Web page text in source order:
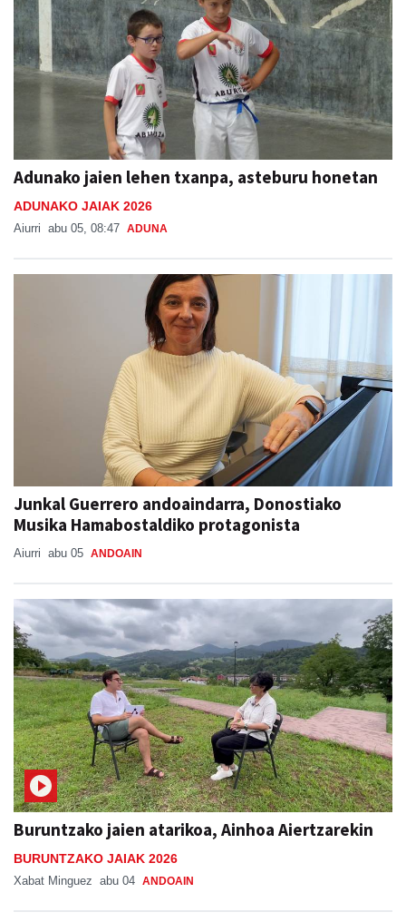
Adunako jaien lehen txanpa, asteburu honetan
ADUNAKO JAIAK 2026
Aiurri abu 05, 08:47 ADUNA
Junkal Guerrero andoaindarra, Donostiako
Musika Hamabostaldiko protagonista
Aiurri abu 05 ANDOAIN
Buruntzako jaien atarikoa, Ainhoa Aiertzarekin
BURUNTZAKO JAIAK 2026
Xabat Minguez abu 04 ANDOAIN